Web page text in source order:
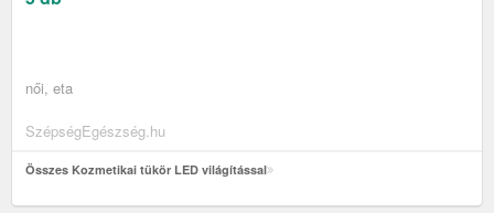
női, eta
SzépségEgészség.hu
Összes Kozmetikai tükör LED világítással